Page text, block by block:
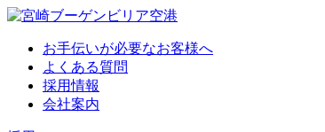
お手伝いが必要なお客様へ
よくある質問
採用情報
会社案内